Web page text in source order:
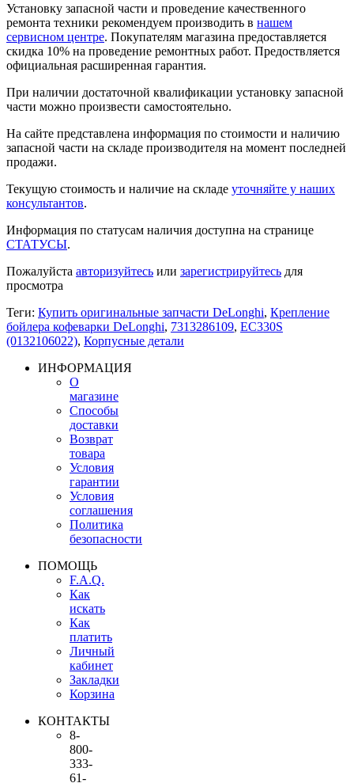
Установку запасной части и проведение качественного
ремонта техники рекомендуем производить в нашем
сервисном центре. Покупателям магазина предоставляется
скидка 10% на проведение ремонтных работ. Предоствляется
официальная расширенная гарантия.
При наличии достаточной квалификации установку запасной
части можно произвести самостоятельно.
На сайте представлена информация по стоимости и наличию
запасной части на складе производителя на момент последней
продажи.
Текущую стоимость и наличие на складе уточняйте у наших
консультантов.
Информация по статусам наличия доступна на странице
СТАТУСЫ.
Пожалуйста авторизуйтесь или зарегистрируйтесь для
просмотра
Теги: Купить оригинальные запчасти DeLonghi, Крепление
бойлера кофеварки DeLonghi, 7313286109, EC330S
(0132106022), Корпусные детали
ИНФОРМАЦИЯ
О
магазине
Способы
доставки
Возврат
товара
Условия
гарантии
Условия
соглашения
Политика
безопасности
ПОМОЩЬ
F.A.Q.
Как
искать
Как
платить
Личный
кабинет
Закладки
Корзина
КОНТАКТЫ
8-
800-
333-
61-